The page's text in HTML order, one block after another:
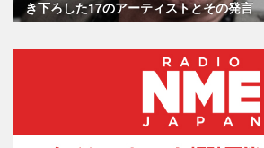
き下ろした17のアーティストとその発言